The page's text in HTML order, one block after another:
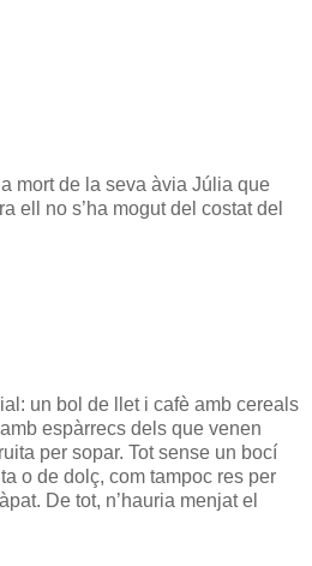
mort de la seva àvia Júlia que
ell no s’ha mogut del costat del
un bol de llet i cafè amb cereals
espàrrecs dels que venen
per sopar. Tot sense un bocí
o de dolç, com tampoc res per
De tot, n’hauria menjat el